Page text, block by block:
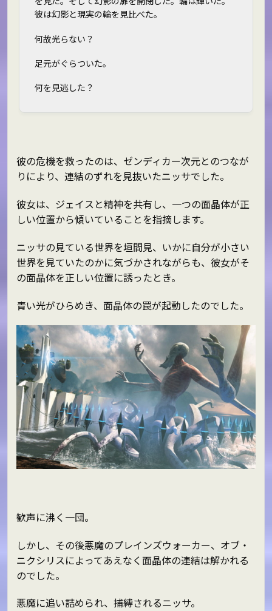
彼は幻影と現実の輪を見比べた。
何故光らない？
足元がぐらついた。
何を見逃した？
彼の危機を救ったのは、ゼンディカー次元とのつなが
りにより、連結のずれを見抜いたニッサでした。
彼女は、ジェイスと精神を共有し、一つの面晶体が正
しい位置から傾いていることを指摘します。
ニッサの見ている世界を垣間見、いかに自分が小さい
世界を見ていたのかに気づかされながらも、彼女がそ
の面晶体を正しい位置に誘ったとき。
青い光がひらめき、面晶体の罠が起動したのでした。
歓声に沸く一団。
しかし、その後悪魔のプレインズウォーカー、オブ・
ニクシリスによってあえなく面晶体の連結は解かれる
のでした。
悪魔に追い詰められ、捕縛されるニッサ。